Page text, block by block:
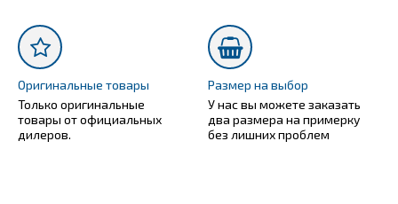
Оригинальные товары
Только оригинальные
товары от официальных
дилеров.
Размер на выбор
У нас вы можете заказать
два размера на примерку
без лишних проблем